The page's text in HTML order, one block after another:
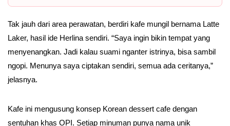
Tak jauh dari area perawatan, berdiri kafe mungil bernama Latte
Laker, hasil ide Herlina sendiri. “Saya ingin bikin tempat yang
menyenangkan. Jadi kalau suami nganter istrinya, bisa sambil
ngopi. Menunya saya ciptakan sendiri, semua ada ceritanya,”
jelasnya.
Kafe ini mengusung konsep Korean dessert cafe dengan
sentuhan khas OPI. Setiap minuman punya nama unik